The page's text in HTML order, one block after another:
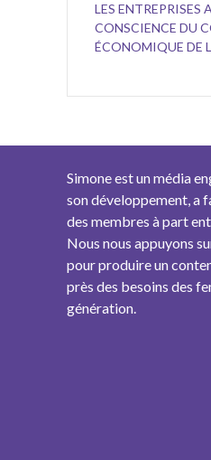
LES ENTREPRISES
CONSCIENCE DU
ÉCONOMIQUE DE
Simone est un média
son développement, a
des membres à part
Nous nous appuyons
pour produire un
près des besoins des
génération.